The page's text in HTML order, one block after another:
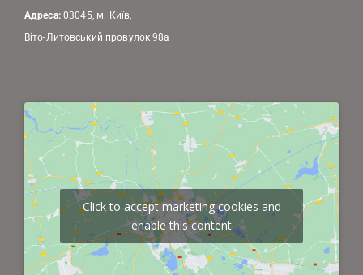
Адреса:03045, м. Київ,
Віто-Литовський провулок 98а
Click to accept marketing cookies and
enable this content